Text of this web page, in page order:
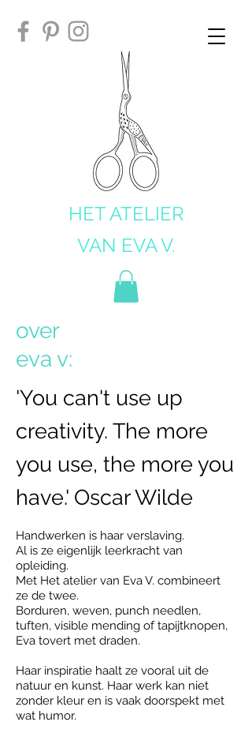
HET ATELIER
VAN EVA V.
over
eva v:
'You can't use up
creativity. The more
you use, the more you
have.' Oscar Wilde
Handwerken is haar verslaving.
Al is ze eigenlijk leerkracht van
opleiding.
Met Het atelier van Eva V. combineert
ze de twee.
Borduren, weven, punch needlen,
tuften, visible mending of tapijtknopen,
Eva tovert met draden.
Haar inspiratie haalt ze vooral uit de
natuur en kunst. Haar werk kan niet
zonder kleur en is vaak doorspekt met
wat humor.